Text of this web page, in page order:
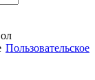
Пользовательское